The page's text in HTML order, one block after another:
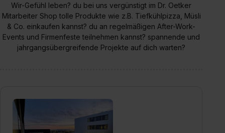
Wir-Gefühl leben? du bei uns vergünstigt im Dr. Oetker
Mitarbeiter Shop tolle Produkte wie z.B. Tiefkühlpizza, Müsli
& Co. einkaufen kannst? du an regelmäßigen After-Work-
Events und Firmenfeste teilnehmen kannst? spannende und
jahrgangsübergreifende Projekte auf dich warten?